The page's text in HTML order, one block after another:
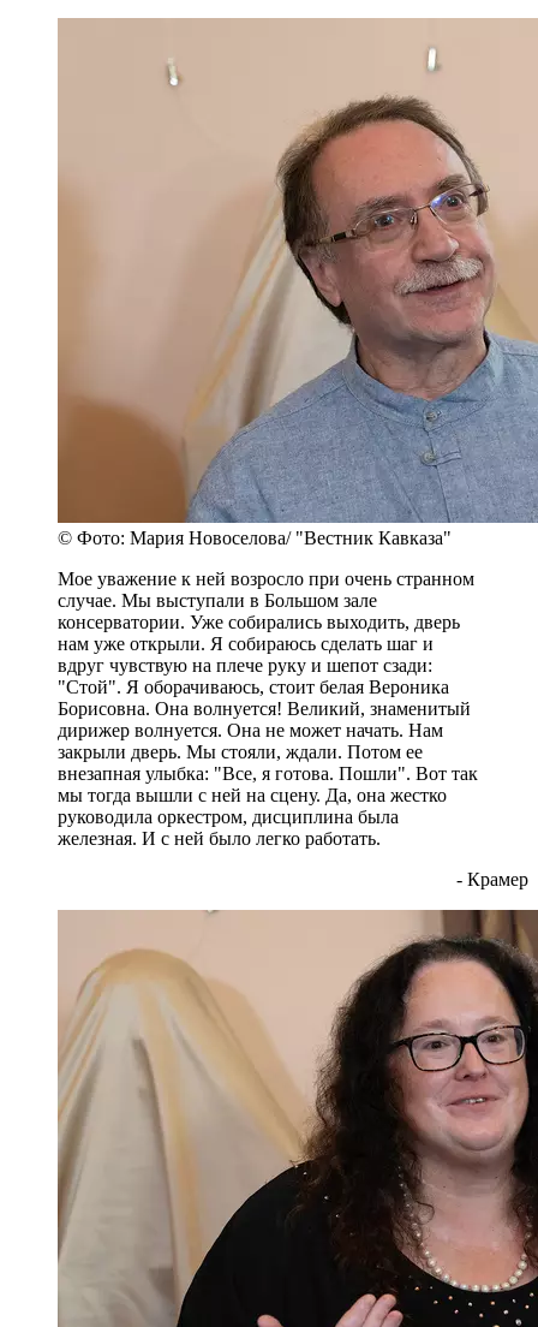
© Фото: Мария Новоселова/ "Вестник Кавказа"
Мое уважение к ней возросло при очень странном
случае. Мы выступали в Большом зале
консерватории. Уже собирались выходить, дверь
нам уже открыли. Я собираюсь сделать шаг и
вдруг чувствую на плече руку и шепот сзади:
"Стой". Я оборачиваюсь, стоит белая Вероника
Борисовна. Она волнуется! Великий, знаменитый
дирижер волнуется. Она не может начать. Нам
закрыли дверь. Мы стояли, ждали. Потом ее
внезапная улыбка: "Все, я готова. Пошли". Вот так
мы тогда вышли с ней на сцену. Да, она жестко
руководила оркестром, дисциплина была
железная. И с ней было легко работать.
- Крамер